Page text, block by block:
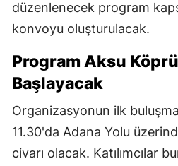
düzenlenecek program
konvoyu oluşturulacak.
Program Aksu
Başlayacak
Organizasyonun ilk
11.30'da Adana Yolu
civarı olacak. Katılımcılar